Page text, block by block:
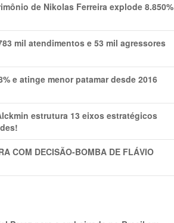
de Nikolas Ferreira explode 8.850%
mil atendimentos e 53 mil agressores
e atinge menor patamar desde 2016
estrutura 13 eixos estratégicos
COM DECISÃO-BOMBA DE FLÁVIO